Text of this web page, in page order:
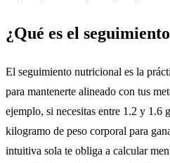
¿Qué es el
El seguimiento nutricional es la
para mantenerte alineado con tus
ejemplo, si necesitas entre 1.2 y 1.6
kilogramo de peso corporal para
intuitiva sola te obliga a calcular